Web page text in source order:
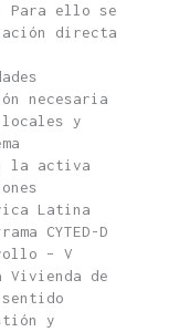
Para ello se
directa
necesaria
y
la activa
Latina
CYTED-D
– V
Vivienda de
y